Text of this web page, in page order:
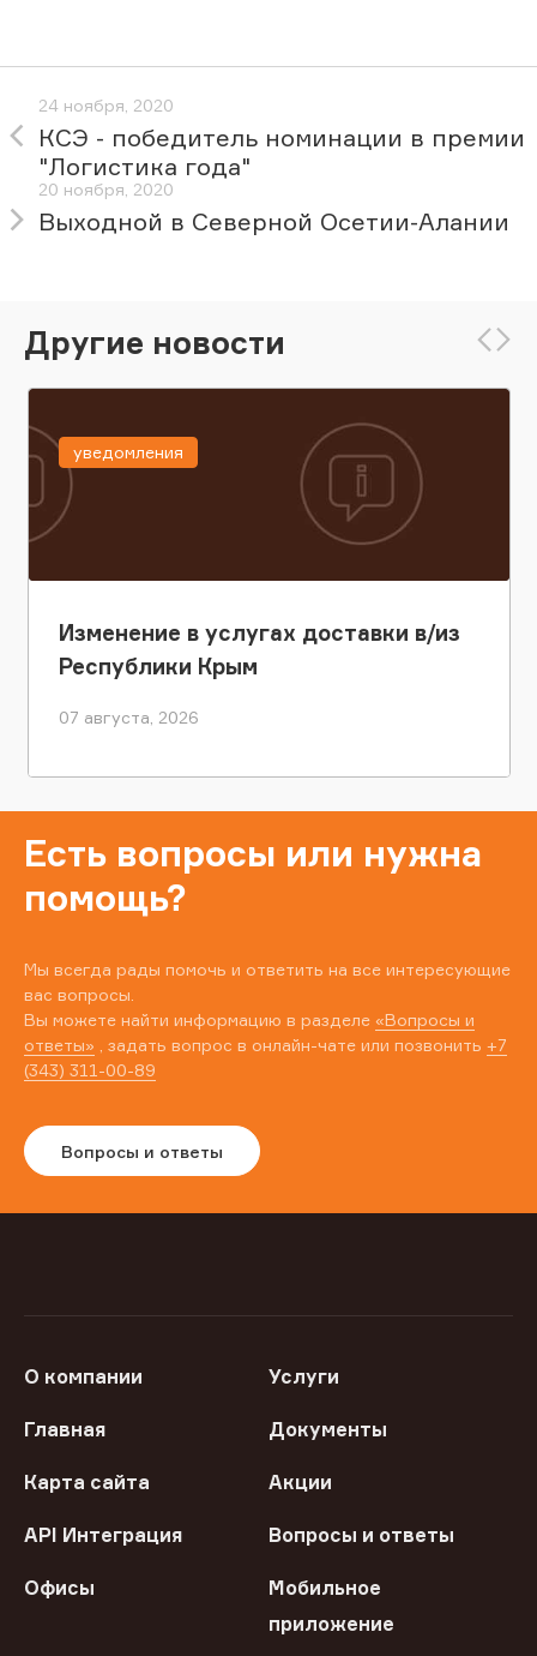
24 ноября, 2020
КСЭ - победитель номинации в премии
"Логистика года"
20 ноября, 2020
Выходной в Северной Осетии-Алании
Другие новости
Изменение в услугах доставки в/из
Республики Крым
07 августа, 2026
уведомления
Есть вопросы или нужна
помощь?
Мы всегда рады помочь и ответить на все интересующие
вас вопросы.
Вы можете найти информацию в разделе «Вопросы и
ответы» , задать вопрос в онлайн-чате или позвонить +7
(343) 311-00-89
Вопросы и ответы
О компании Услуги
Главная Документы
Карта сайта Акции
API Интеграция Вопросы и ответы
Офисы
Мобильное
приложение